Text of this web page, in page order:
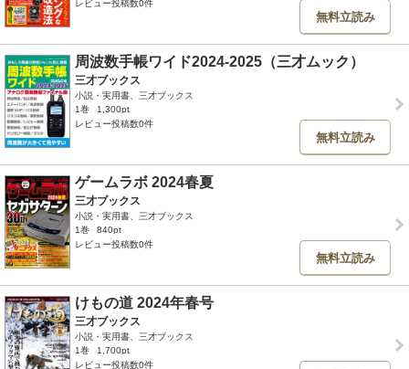
レビュー投稿数0件
無料立読み
周波数手帳ワイド2024-2025（三才ムック）
三才ブックス
小説・実用書、三才ブックス
1巻
1,300pt
レビュー投稿数0件
無料立読み
ゲームラボ 2024春夏
三才ブックス
小説・実用書、三才ブックス
1巻
840pt
レビュー投稿数0件
無料立読み
けもの道 2024年春号
三才ブックス
小説・実用書、三才ブックス
1巻
1,700pt
レビュー投稿数0件